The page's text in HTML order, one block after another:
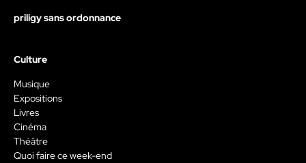
priligy sans ordonnance
Culture
Musique
Expositions
Livres
Cinéma
Théâtre
Quoi faire ce week-end